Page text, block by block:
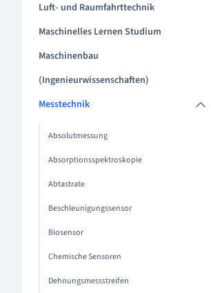
Luft- und Raumfahrttechnik
Maschinelles Lernen Studium
Maschinenbau
(Ingenieurwissenschaften)
Messtechnik
Absolutmessung
Absorptionsspektroskopie
Abtastrate
Beschleunigungssensor
Biosensor
Chemische Sensoren
Dehnungsmessstreifen